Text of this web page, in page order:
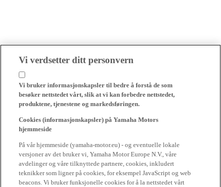
Vi verdsetter ditt personvern
Vi bruker informasjonskapsler til bedre å forstå de som
besøker nettstedet vårt, slik at vi kan forbedre nettstedet,
produktene, tjenestene og markedsføringen.
Cookies (informasjonskapsler) på Yamaha Motors
hjemmeside
På vår hjemmeside (yamaha-motor.eu) - og eventuelle lokale
versjoner av det bruker vi, Yamaha Motor Europe N.V., våre
avdelinger og våre tilknyttede partnere, cookies, inkludert
teknikker som ligner på cookies, for eksempel JavaScript og web
beacons. Vi bruker funksjonelle cookies for å la nettstedet vårt